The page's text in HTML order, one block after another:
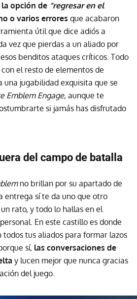
opción de “regresar en el
o varios errores que acabaron
útil que dice adiós a
vez que pierdas a un aliado por
benditos ataques críticos. Todo
el resto de elementos de
una jugabilidad exquisita que se
Emblem Engage, aunque te
si jamás has disfrutado
del campo de batalla
no brillan por su apartado de
entrega sí te da uno que otro
rato, y todo lo hallas en el
En este castillo es donde
todos tus aliados para formar lazos
sí, las conversaciones de
y lucen mejor que nunca gracias
del juego.